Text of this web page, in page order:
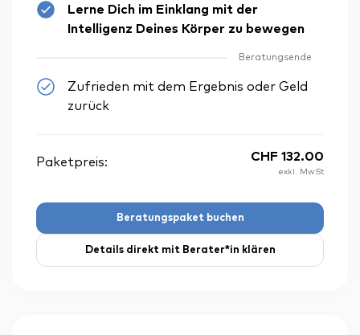
Lerne Dich im Einklang mit der
Intelligenz Deines Körper zu bewegen
Beratungsende
Zufrieden mit dem Ergebnis oder Geld
zurück
Paketpreis: CHF 132.00
exkl. MwSt
Beratungspaket buchen
Details direkt mit Berater*in klären